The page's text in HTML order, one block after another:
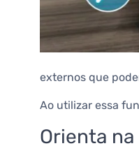
externos que
Ao utilizar essa
Orienta